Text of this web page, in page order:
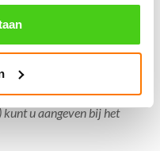
gratis verstuurd
een stuk.
kunt u aangeven bij het